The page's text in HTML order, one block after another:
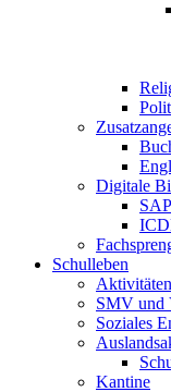
Digitale
SAP
Schulleben
Aktivitäten
SMV und
Soziales
Kantine